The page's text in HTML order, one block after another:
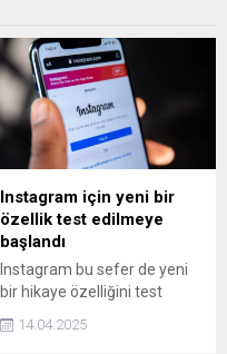
Instagram için yeni bir
özellik test edilmeye
başlandı
Instagram bu sefer de yeni
bir hikaye özelliğini test
14.04.2025